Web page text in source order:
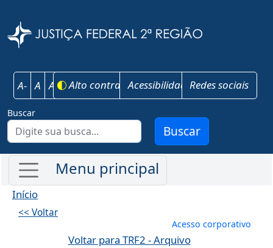
A- A A+ Alto contrasteAcessibilidadeRedes sociais
Buscar
Buscar
Início
<< Voltar
Menu de
Acesso corporativo
Voltar para TRF2 - Arquivo